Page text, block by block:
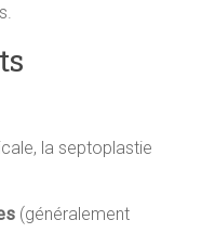
la septoplastie
(généralement